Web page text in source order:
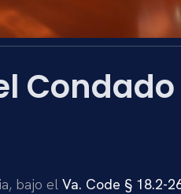
bajo el Va. Code § 18.2-